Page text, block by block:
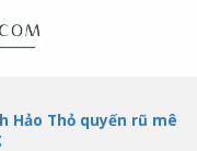
Hảo Thỏ quyến rũ mê